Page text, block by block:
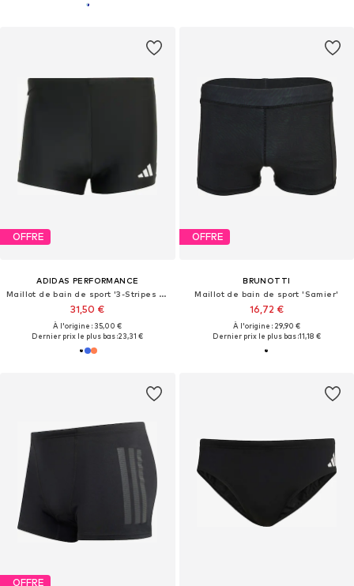
OFFRE
ADIDAS PERFORMANCE
Maillot de bain de sport '3-Stripes Swim Boxers'
31,50 €
À l'origine : 35,00 €
Dernier prix le plus bas :23,31 €
OFFRE
BRUNOTTI
Maillot de bain de sport 'Samier'
16,72 €
À l'origine : 29,90 €
Dernier prix le plus bas :11,18 €
OFFRE